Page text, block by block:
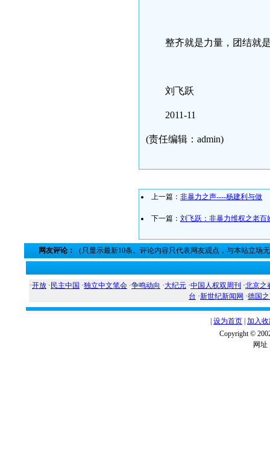
整齐就是力量，团结就
刘飞跃
2011-11
(责任编辑：admin)
上一篇： 非暴力之声----杨建利与做
下一篇： 刘飞跃：非暴力维权之老百
网友评论： （只显示最新10条。评论内容只代表网友观点，与本站立场
·开放 · 民主中国 ·独立中文笔会 ·争鸣动向 ·大纪元 ·中国人权双周刊 ·北京之
台 ·新世纪新闻网 ·德国
设为首页 加入
Copyright ©
网址